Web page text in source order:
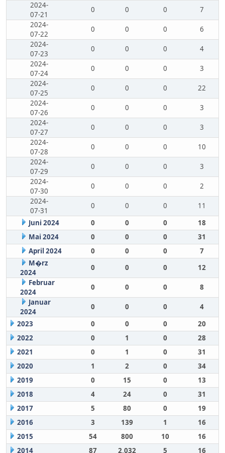
2024-
07-21
0 0 0
7
2024-
07-22
0 0 0
6
2024-
07-23
0 0 0
4
2024-
07-24
0 0 0
3
2024-
07-25
0 0 0
22
2024-
07-26
0 0 0
3
2024-
07-27
0 0 0
3
2024-
07-28
0 0 0
10
2024-
07-29
0 0 0
3
2024-
07-30
0 0 0
2
2024-
07-31
0 0 0
11
Juni 2024
0 0 0
18
Mai 2024
0 0 0
31
April 2024
0 0 0
7
M�rz
2024
0 0 0
12
Februar
2024
0 0 0
8
Januar
2024
0 0 0
4
2023
0 0 0
20
2022
0 1 0
28
2021
0 1 0
31
2020
1 2 0
34
2019
0 15 0
13
2018
4 24 0
31
2017
5 80 0
19
2016
3 139 1
16
2015
54 800 10
16
2014
87 2,032 5 16